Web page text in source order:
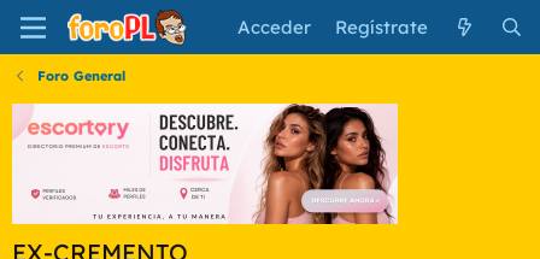
Acceder Regístrate
Foro General
EX-CREMENTO